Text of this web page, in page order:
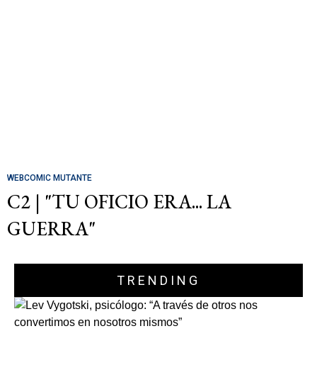
WEBCOMIC MUTANTE
C2 | "TU OFICIO ERA... LA
GUERRA"
TRENDING